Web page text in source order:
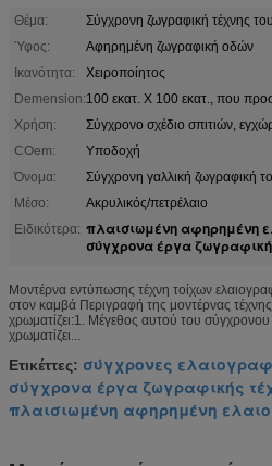
Θέμα:
Σύγχρονη ζωγραφική τέχνης
Ύφος:
Αφηρημένη ζωγραφική οδών
Ικανότητα:
Χειροποίητος
Demension:100 εκατ. Χ 100 εκατ., που
Χρήση:
Σύγχρονο σχέδιο σπιτιών,
COem:
Υποδοχή
Όνομα:
Σύγχρονη γαλλική ζωγραφική
Μέσο:
Ακρυλικός/πετρέλαιο
Ειδικότερα: πλαισιωμένη αφηρημένη
σύγχρονα έργα
Μοντέρνα εντύπωσης τέχνη τοίχων
στον καμβά Περιγραφή της μοντέρνας
χρωματίζει:1. Μέγεθος αυτού του
χρωματίζει...
Ετικέττες: σύγχρονες
σύγχρονα έργα ζωγραφικής
πλαισιωμένη αφηρημένη